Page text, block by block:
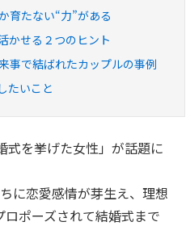
育たない“力”がある
かせる２つのヒント
事で結ばれたカップルの事例
たいこと
式を挙げた女性」が話題に
に恋愛感情が芽生え、理想
ポーズされて結婚式まで